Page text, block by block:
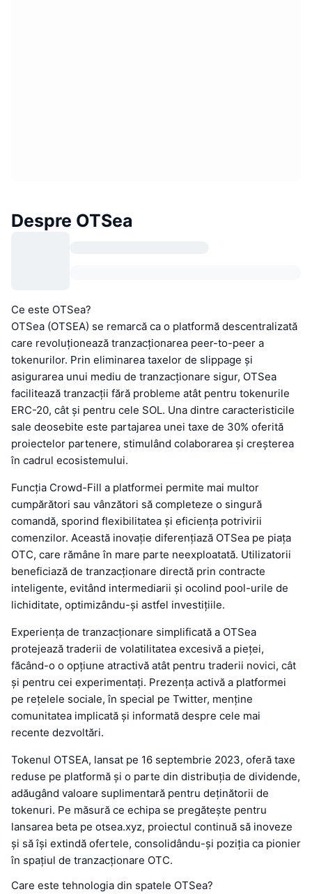
Despre OTSea
Ce este OTSea?
OTSea (OTSEA) se remarcă ca o platformă descentralizată
care revoluționează tranzacționarea peer-to-peer a
tokenurilor. Prin eliminarea taxelor de slippage și
asigurarea unui mediu de tranzacționare sigur, OTSea
facilitează tranzacții fără probleme atât pentru tokenurile
ERC-20, cât și pentru cele SOL. Una dintre caracteristicile
sale deosebite este partajarea unei taxe de 30% oferită
proiectelor partenere, stimulând colaborarea și creșterea
în cadrul ecosistemului.
Funcția Crowd-Fill a platformei permite mai multor
cumpărători sau vânzători să completeze o singură
comandă, sporind flexibilitatea și eficiența potrivirii
comenzilor. Această inovație diferențiază OTSea pe piața
OTC, care rămâne în mare parte neexploatată. Utilizatorii
beneficiază de tranzacționare directă prin contracte
inteligente, evitând intermediarii și ocolind pool-urile de
lichiditate, optimizându-și astfel investițiile.
Experiența de tranzacționare simplificată a OTSea
protejează traderii de volatilitatea excesivă a pieței,
făcând-o o opțiune atractivă atât pentru traderii novici, cât
și pentru cei experimentați. Prezența activă a platformei
pe rețelele sociale, în special pe Twitter, menține
comunitatea implicată și informată despre cele mai
recente dezvoltări.
Tokenul OTSEA, lansat pe 16 septembrie 2023, oferă taxe
reduse pe platformă și o parte din distribuția de dividende,
adăugând valoare suplimentară pentru deținătorii de
tokenuri. Pe măsură ce echipa se pregătește pentru
lansarea beta pe otsea.xyz, proiectul continuă să inoveze
și să își extindă ofertele, consolidându-și poziția ca pionier
în spațiul de tranzacționare OTC.
Care este tehnologia din spatele OTSea?